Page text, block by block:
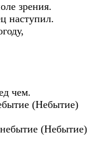
зрения.
наступил.
чем.
(Небытие)
(Небытие)